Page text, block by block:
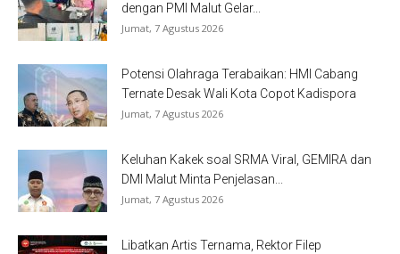
dengan PMI Malut Gelar...
Jumat, 7 Agustus 2026
Potensi Olahraga Terabaikan: HMI Cabang
Ternate Desak Wali Kota Copot Kadispora
Jumat, 7 Agustus 2026
Keluhan Kakek soal SRMA Viral, GEMIRA dan
DMI Malut Minta Penjelasan...
Jumat, 7 Agustus 2026
Libatkan Artis Ternama, Rektor Filep